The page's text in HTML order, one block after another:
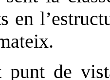
en
punt de